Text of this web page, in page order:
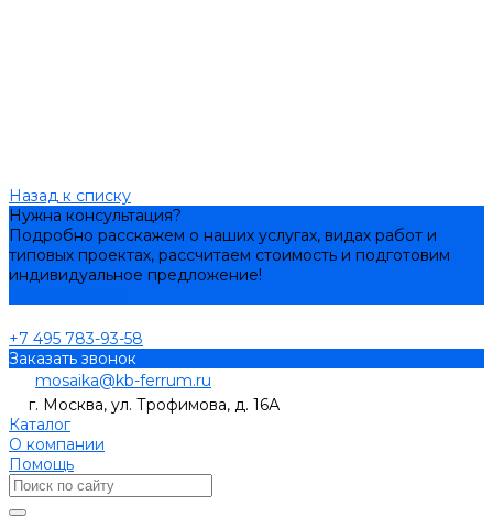
Назад к списку
Нужна консультация?
Подробно расскажем о наших услугах, видах работ и
типовых проектах, рассчитаем стоимость и подготовим
индивидуальное предложение!
+7 495 783-93-58
Заказать звонок
mosaika@kb-ferrum.ru
г. Москва, ул. Трофимова, д. 16А
Каталог
О компании
Помощь